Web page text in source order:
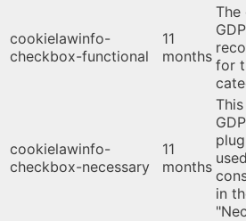
cookielawinfo-
checkbox-functional
11
months
The
for
cookielawinfo-
checkbox-necessary
11
months
in